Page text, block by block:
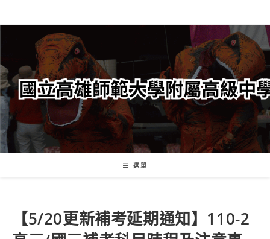
轉
要
內
容
選單
【5/20更新補考延期通知】110-2